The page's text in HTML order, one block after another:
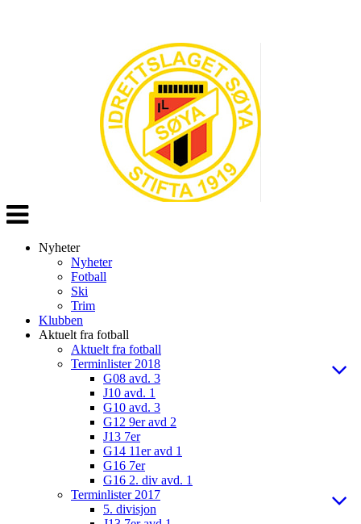
Veksle
navigasjon
Nyheter
Nyheter
Fotball
Ski
Trim
Klubben
Aktuelt fra fotball
Aktuelt fra fotball
Terminlister 2018
G08 avd. 3
J10 avd. 1
G10 avd. 3
G12 9er avd 2
J13 7er
G14 11er avd 1
G16 7er
G16 2. div avd. 1
Terminlister 2017
5. divisjon